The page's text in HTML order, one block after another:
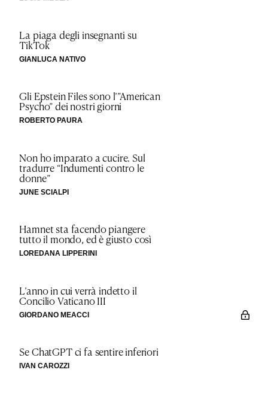
La piaga degli insegnanti su
TikTok
GIANLUCA NATIVO
Gli Epstein Files sono l’”American
Psycho” dei nostri giorni
ROBERTO PAURA
Non ho imparato a cucire. Sul
tradurre “Indumenti contro le
donne”
JUNE SCIALPI
Hamnet sta facendo piangere
tutto il mondo, ed è giusto così
LOREDANA LIPPERINI
L’anno in cui verrà indetto il
Concilio Vaticano III
GIORDANO MEACCI
Se ChatGPT ci fa sentire inferiori
IVAN CAROZZI